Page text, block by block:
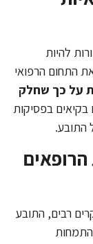
להיות
התחום הרפואי
על כך שחלק
בקיאים בפסיקות
התובע.
רבים, התובע